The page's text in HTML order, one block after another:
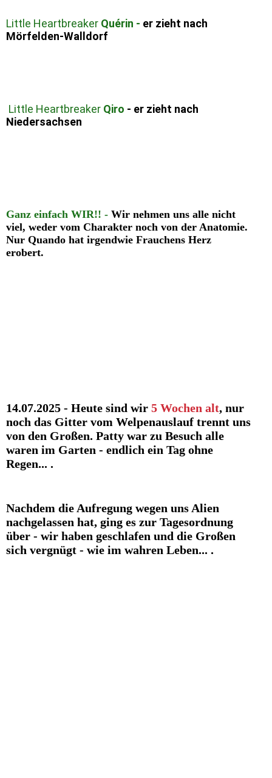
Little Heartbreaker Quérin - er zieht nach
Mörfelden-Walldorf
Little Heartbreaker Qiro - er zieht nach
Niedersachsen
Ganz einfach WIR!! - Wir nehmen uns alle nicht
viel, weder vom Charakter noch von der Anatomie.
Nur Quando hat irgendwie Frauchens Herz
erobert.
14.07.2025 - Heute sind wir 5 Wochen alt, nur
noch das Gitter vom Welpenauslauf trennt uns
von den Großen. Patty war zu Besuch alle
waren im Garten - endlich ein Tag ohne
Regen... .
Nachdem die Aufregung wegen uns Alien
nachgelassen hat, ging es zur Tagesordnung
über - wir haben geschlafen und die Großen
sich vergnügt - wie im wahren Leben... .